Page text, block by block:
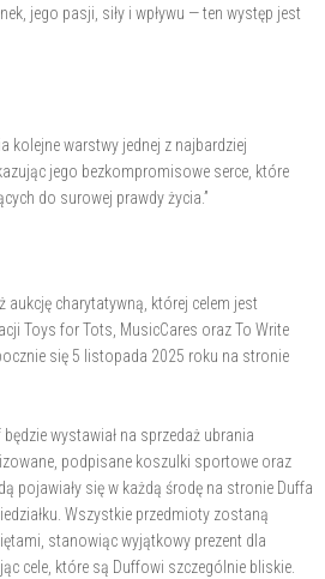
jego pasji, siły i wpływu — ten występ jest
kolejne warstwy jednej z najbardziej
jego bezkompromisowe serce, które
do surowej prawdy życia.”
aukcję charytatywną, której celem jest
Toys for Tots, MusicCares oraz To Write
się 5 listopada 2025 roku na stronie
wystawiał na sprzedaż ubrania
podpisane koszulki sportowe oraz
pojawiały się w każdą środę na stronie Duffa
Wszystkie przedmioty zostaną
stanowiąc wyjątkowy prezent dla
cele, które są Duffowi szczególnie bliskie.